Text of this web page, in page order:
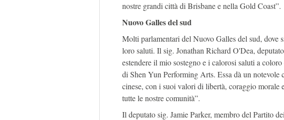
nostre grandi città di Brisbane e nella Gold Coast”.
Nuovo Galles del sud
Molti parlamentari del Nuovo Galles del sud, dove
loro saluti. Il sig. Jonathan Richard O'Dea,
estendere il mio sostegno e i calorosi saluti a
di Shen Yun Performing Arts. Essa dà un
cinese, con i suoi valori di libertà, coraggio morale
tutte le nostre comunità”.
Il deputato sig. Jamie Parker, membro del Partito